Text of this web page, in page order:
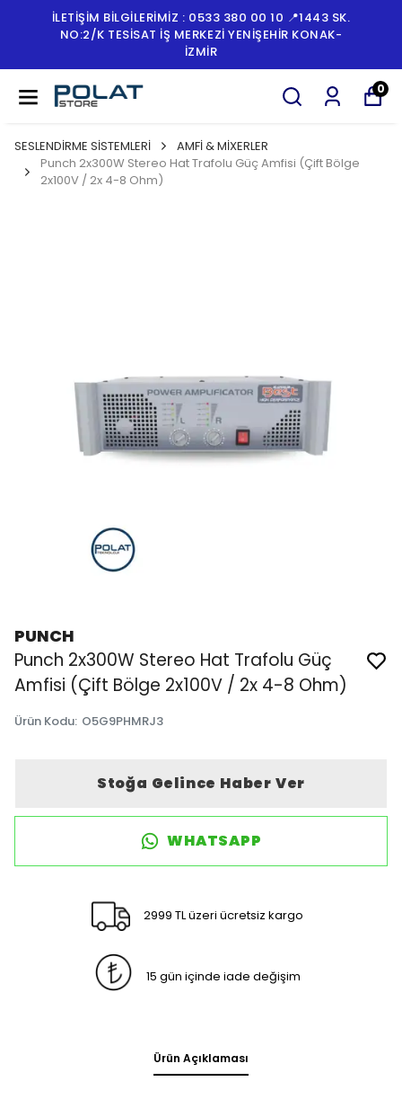
İLETİŞİM BİLGİLERİMİZ : 0533 380 00 10 📍1443 SK.
NO:2/K TESISAT İŞ MERKEZI YENIŞEHIR KONAK-
İZMİR
0
SESLENDİRME SİSTEMLERİ
AMFİ & MİXERLER
Punch 2x300W Stereo Hat Trafolu Güç Amfisi (Çift Bölge
2x100V / 2x 4-8 Ohm)
PUNCH
Punch 2x300W Stereo Hat Trafolu Güç
Amfisi (Çift Bölge 2x100V / 2x 4-8 Ohm)
Ürün Kodu: O5G9PHMRJ3
Stoğa Gelince Haber Ver
WHATSAPP
2999 TL üzeri ücretsiz kargo
15 gün içinde iade değişim
Ürün Açıklaması